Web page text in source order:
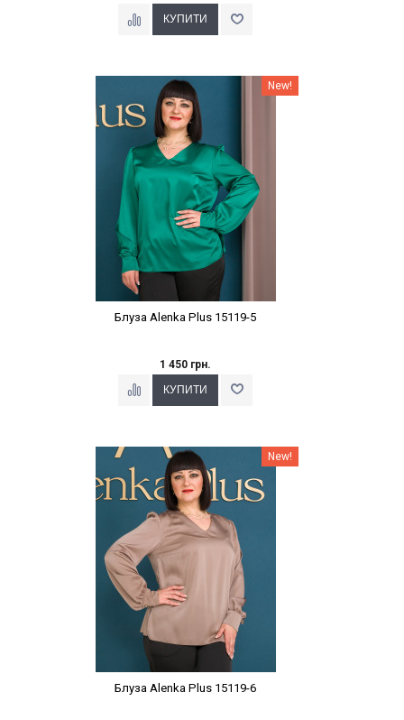
Наклейки Варіант з % New!
Блуза Alenka Plus 15119-5
1 450 грн.
Наклейки Варіант з % New!
Блуза Alenka Plus 15119-6